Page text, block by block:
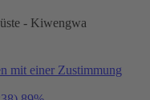
- Kiwengwa
mit einer Zustimmung